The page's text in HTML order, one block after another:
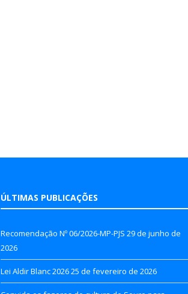
ÚLTIMAS PUBLICAÇÕES
Recomendação Nº 06/2026-MP-PJS 29 de junho de
2026
Lei Aldir Blanc 202625 de fevereiro de 2026